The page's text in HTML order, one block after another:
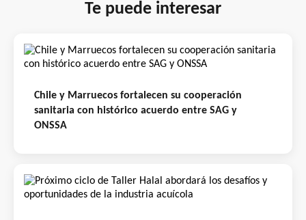
Te puede interesar
Chile y Marruecos fortalecen su cooperación
sanitaria con histórico acuerdo entre SAG y
ONSSA